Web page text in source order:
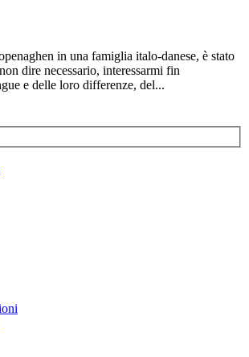
in una famiglia italo-danese, è stato
dire necessario, interessarmi fin
e delle loro differenze, del...